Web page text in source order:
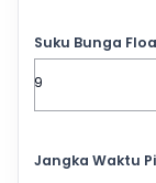
Suku Bunga
Jangka Waktu